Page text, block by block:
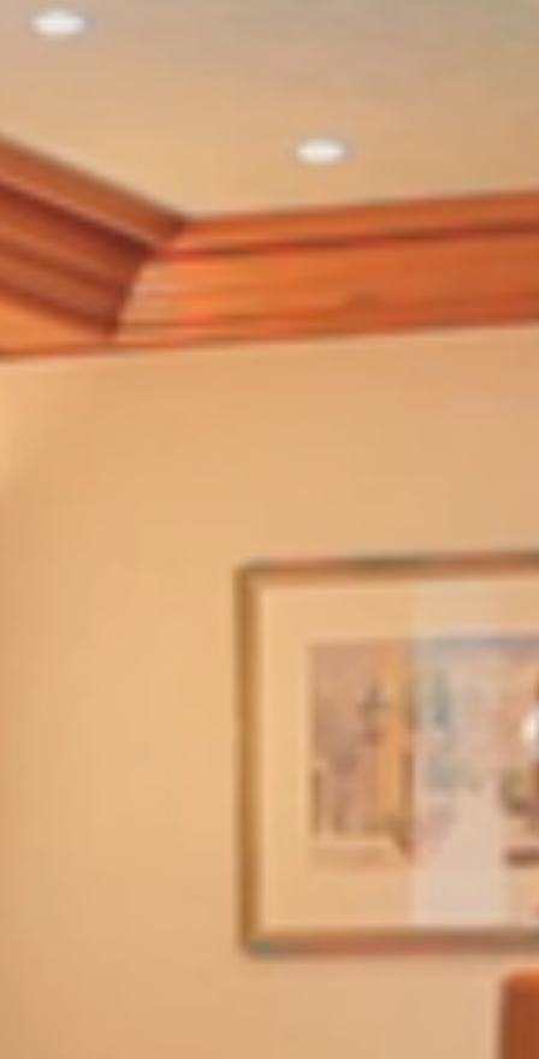
HOTEL
Speisekarte herunterladen
Alle Gerichte auch zum mitnehmen
(abzüglich 2,- € Mitnahmerabatt je
Hauptgericht)